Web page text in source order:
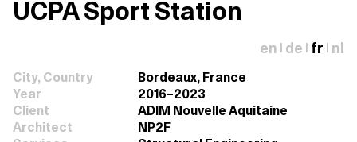
UCPA Sport Station
en de fr nl
City, Country
Bordeaux, France
Year
2016–2023
Client
ADIM Nouvelle Aquitaine
Architect
NP2F